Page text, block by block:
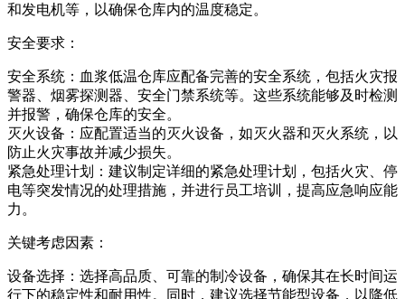
和发电机等，以确保仓库内的温度稳定。
安全要求：
安全系统：血浆低温仓库应配备完善的安全系统，包括火灾报
警器、烟雾探测器、安全门禁系统等。这些系统能够及时检测
并报警，确保仓库的安全。
灭火设备：应配置适当的灭火设备，如灭火器和灭火系统，以
防止火灾事故并减少损失。
紧急处理计划：建议制定详细的紧急处理计划，包括火灾、停
电等突发情况的处理措施，并进行员工培训，提高应急响应能
力。
关键考虑因素：
设备选择：选择高品质、可靠的制冷设备，确保其在长时间运
行下的稳定性和耐用性。同时，建议选择节能型设备，以降低